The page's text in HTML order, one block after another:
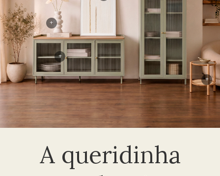
A queridinha
+
+
+